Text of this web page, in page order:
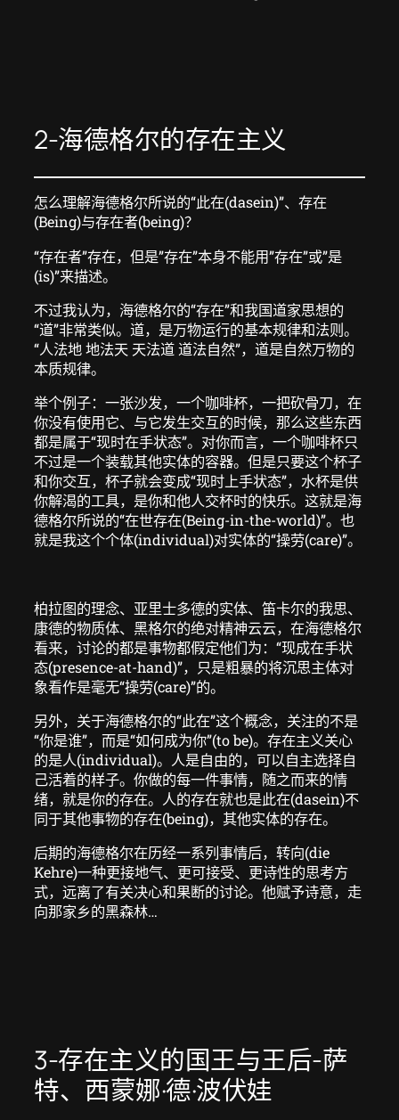
2-海德格尔的存在主义
怎么理解海德格尔所说的“此在(dasein)”、存在
(Being)与存在者(being)？
“存在者”存在，但是”存在”本身不能用”存在”或”是
(is)”来描述。
不过我认为，海德格尔的“存在”和我国道家思想的
“道”非常类似。道，是万物运行的基本规律和法则。
“人法地 地法天 天法道 道法自然”，道是自然万物的
本质规律。
举个例子：一张沙发，一个咖啡杯，一把砍骨刀，在
你没有使用它、与它发生交互的时候，那么这些东西
都是属于“现时在手状态”。对你而言，一个咖啡杯只
不过是一个装载其他实体的容器。但是只要这个杯子
和你交互，杯子就会变成“现时上手状态”，水杯是供
你解渴的工具，是你和他人交杯时的快乐。这就是海
德格尔所说的“在世存在(Being-in-the-world)”。也
就是我这个个体(individual)对实体的“操劳(care)”。
柏拉图的理念、亚里士多德的实体、笛卡尔的我思、
康德的物质体、黑格尔的绝对精神云云，在海德格尔
看来，讨论的都是事物都假定他们为：“现成在手状
态(presence-at-hand)”，只是粗暴的将沉思主体对
象看作是毫无“操劳(care)”的。
另外，关于海德格尔的“此在”这个概念，关注的不是
“你是谁”，而是“如何成为你”(to be)。存在主义关心
的是人(individual)。人是自由的，可以自主选择自
己活着的样子。你做的每一件事情，随之而来的情
绪，就是你的存在。人的存在就也是此在(dasein)不
同于其他事物的存在(being)，其他实体的存在。
后期的海德格尔在历经一系列事情后，转向(die
Kehre)一种更接地气、更可接受、更诗性的思考方
式，远离了有关决心和果断的讨论。他赋予诗意，走
向那家乡的黑森林…
3-存在主义的国王与王后-萨
特、西蒙娜·德·波伏娃